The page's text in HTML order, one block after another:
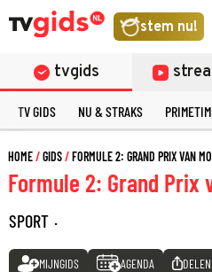
stem nu!
tvgids
TV GIDS NU & STRAKS
HOME GIDS FORMULE 2: GRAND PRIX VAN
Formule 2: Grand Prix
SPORT ·
MIJNGIDS AGENDA DELEN